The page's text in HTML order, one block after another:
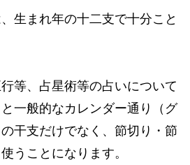
生まれ年の十二支で十分こと
等、占星術等の占いについて
一般的なカレンダー通り（グ
干支だけでなく、節切り・節
うことになります。